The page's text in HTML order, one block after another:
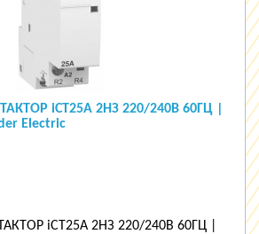
iCT25A 2НЗ 220/240В 60ГЦ |
Electric
iCT25A 2НЗ 220/240В 60ГЦ |